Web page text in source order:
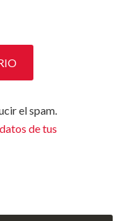
el spam.
de tus